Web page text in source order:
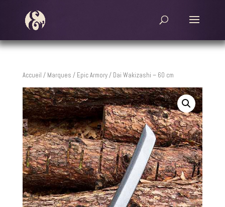
Accueil / Marques / Epic Armory/ Dai Wakizashi – 60 cm